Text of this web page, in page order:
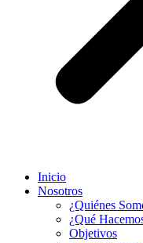
Inicio
Nosotros
¿Quiénes
¿Qué
Objetivos